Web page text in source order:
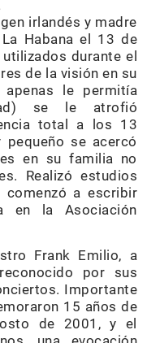
irlandés y madre
Habana el 13 de
durante el
de la visión en su
le permitía
se le atrofió
total a los 13
se acercó
en su familia no
Realizó estudios
a escribir
en la Asociación
Frank Emilio, a
por sus
Importante
15 años de
de 2001, y el